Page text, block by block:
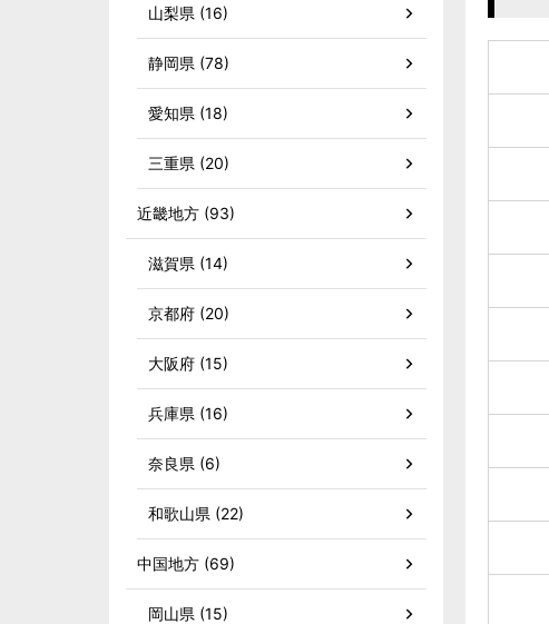
山梨県 (16)
静岡県 (78)
愛知県 (18)
三重県 (20)
近畿地方 (93)
滋賀県 (14)
京都府 (20)
大阪府 (15)
兵庫県 (16)
奈良県 (6)
和歌山県 (22)
中国地方 (69)
岡山県 (15)